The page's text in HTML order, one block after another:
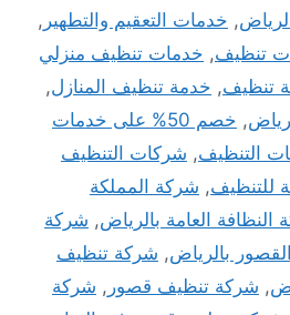
, خدمات التعقيم والتطهير ,
تنظيف, خدمات تنظيف منزلي
تنظيف, خدمة تنظيف المنازل,
,
خصم 50% على خدمات
التنظيف, شركات التنظيف
للتنظيف, شركة المملكة
النظافة العامة بالرياض, شركة
بالرياض, شركة تنظيف
, شركة تنظيف قصور , شركة